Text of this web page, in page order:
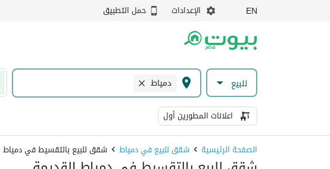
EN الإعدادات حمل التطبيق
للبيع دمياط
اعلانات المطورين أول
الصفحة الرئيسية شقق للبيع في دمياط شقق للبيع بالتقسيط في دمياط